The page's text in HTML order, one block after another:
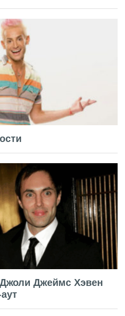
Джеймс Хэвен